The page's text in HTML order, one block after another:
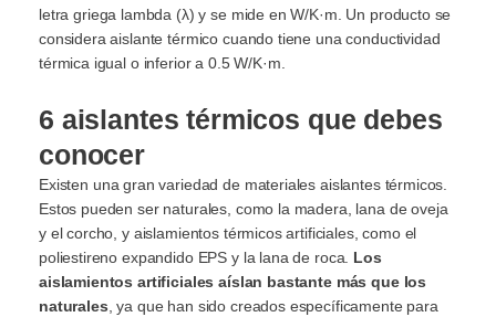
letra griega lambda (λ) y se mide en W/K·m. Un producto se
considera aislante térmico cuando tiene una conductividad
térmica igual o inferior a 0.5 W/K·m.
6 aislantes térmicos que debes
conocer
Existen una gran variedad de materiales aislantes térmicos.
Estos pueden ser naturales, como la madera, lana de oveja
y el corcho, y aislamientos térmicos artificiales, como el
poliestireno expandido EPS y la lana de roca. Los
aislamientos artificiales aíslan bastante más que los
naturales , ya que han sido creados específicamente para